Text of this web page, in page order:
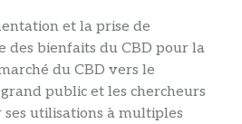
et la prise de
des bienfaits du CBD pour la
du CBD vers le
public et les chercheurs
utilisations à multiples